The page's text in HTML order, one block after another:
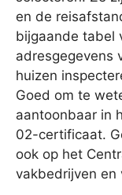
en de
bijgaande tabel
adresgegevens
huizen
Goed om te
aantoonbaar in
02-certificaat.
ook op het
vakbedrijven en